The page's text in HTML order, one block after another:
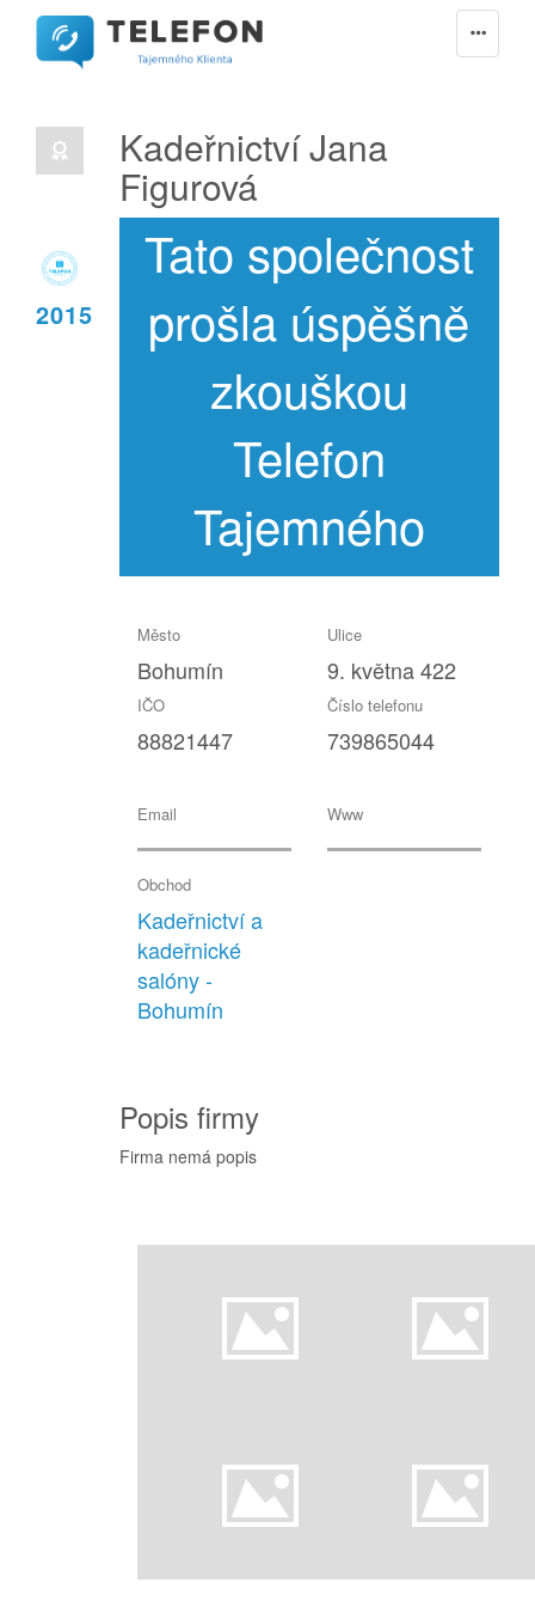
2015
Kadeřnictví Jana
Figurová
Tato společnost
prošla úspěšně
zkouškou
Telefon
Tajemného
Zákazníka
Datum posledního testování:2015-06-25
11:56:15
Město
Bohumín
Ulice
9. května 422
IČO
88821447
Číslo telefonu
739865044
Email Www
Obchod
Kadeřnictví a
kadeřnické
salóny -
Bohumín
Popis firmy
Firma nemá popis